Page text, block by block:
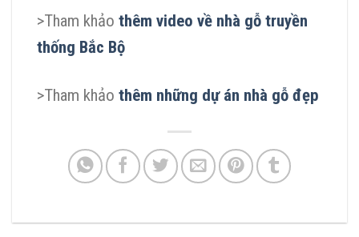
>Tham khảo thêm video về nhà gỗ truyền
thống Bắc Bộ
>Tham khảo thêm những dự án nhà gỗ đẹp